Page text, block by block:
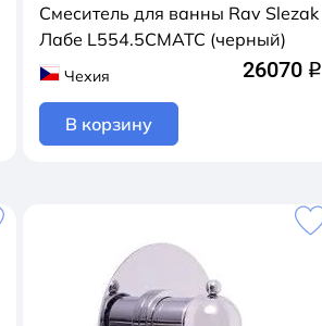
Смеситель для ванны Rav Slezak
Лабе L554.5CMATC (черный)
Чехия 26070 q
В корзину